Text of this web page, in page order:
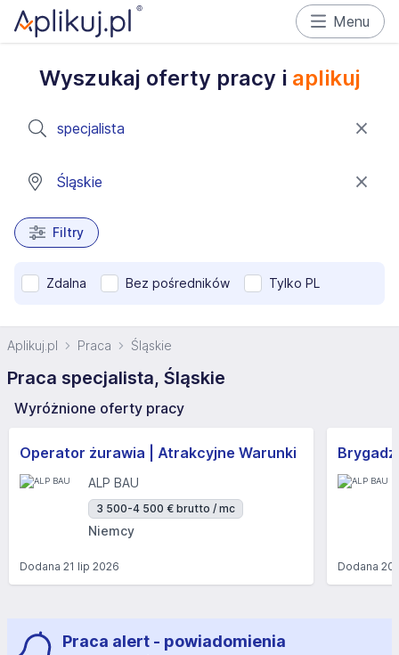
Menu
Wyszukaj oferty pracy i aplikuj
Filtry
Zdalna Bez pośredników Tylko PL
Aplikuj.pl Praca Śląskie
Praca specjalista, Śląskie
Wyróżnione oferty pracy
Operator żurawia | Atrakcyjne Warunki
ALP BAU
3 500-4 500 € brutto / mc
Niemcy
Dodana 21 lip 2026 Dodana20
Praca alert - powiadomienia